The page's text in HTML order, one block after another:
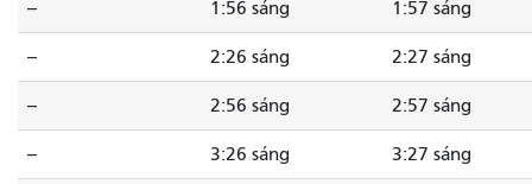
-- 1:56 sáng 1:57 sáng
-- 2:26 sáng 2:27 sáng
-- 2:56 sáng 2:57 sáng
-- 3:26 sáng 3:27 sáng